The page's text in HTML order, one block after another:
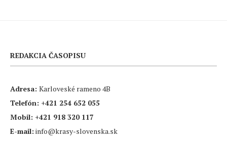
REDAKCIA ČASOPISU
Adresa: Karloveské rameno 4B
Telefón: +421 254 652 055
Mobil: +421 918 320 117
E-mail: info@krasy-slovenska.sk